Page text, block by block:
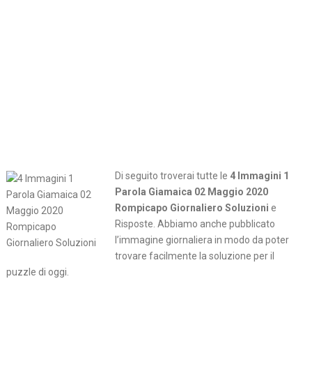
Di seguito troverai tutte le 4 Immagini 1
Parola Giamaica 02 Maggio 2020
Rompicapo Giornaliero Soluzioni e
Risposte. Abbiamo anche pubblicato
l’immagine giornaliera in modo da poter
trovare facilmente la soluzione per il
puzzle di oggi.